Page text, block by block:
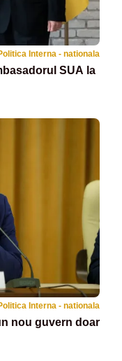
Interna - nationala
SUA la
Interna - nationala
nou guvern doar